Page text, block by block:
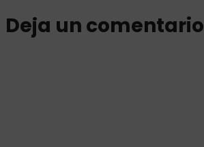
Deja un comentario